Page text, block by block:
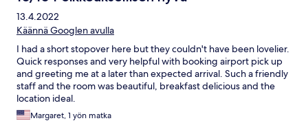
13.4.2022
Käännä Googlen avulla
I had a short stopover here but they couldn't have been lovelier.
Quick responses and very helpful with booking airport pick up
and greeting me at a later than expected arrival. Such a friendly
staff and the room was beautiful, breakfast delicious and the
location ideal.
Margaret, 1 yön matka